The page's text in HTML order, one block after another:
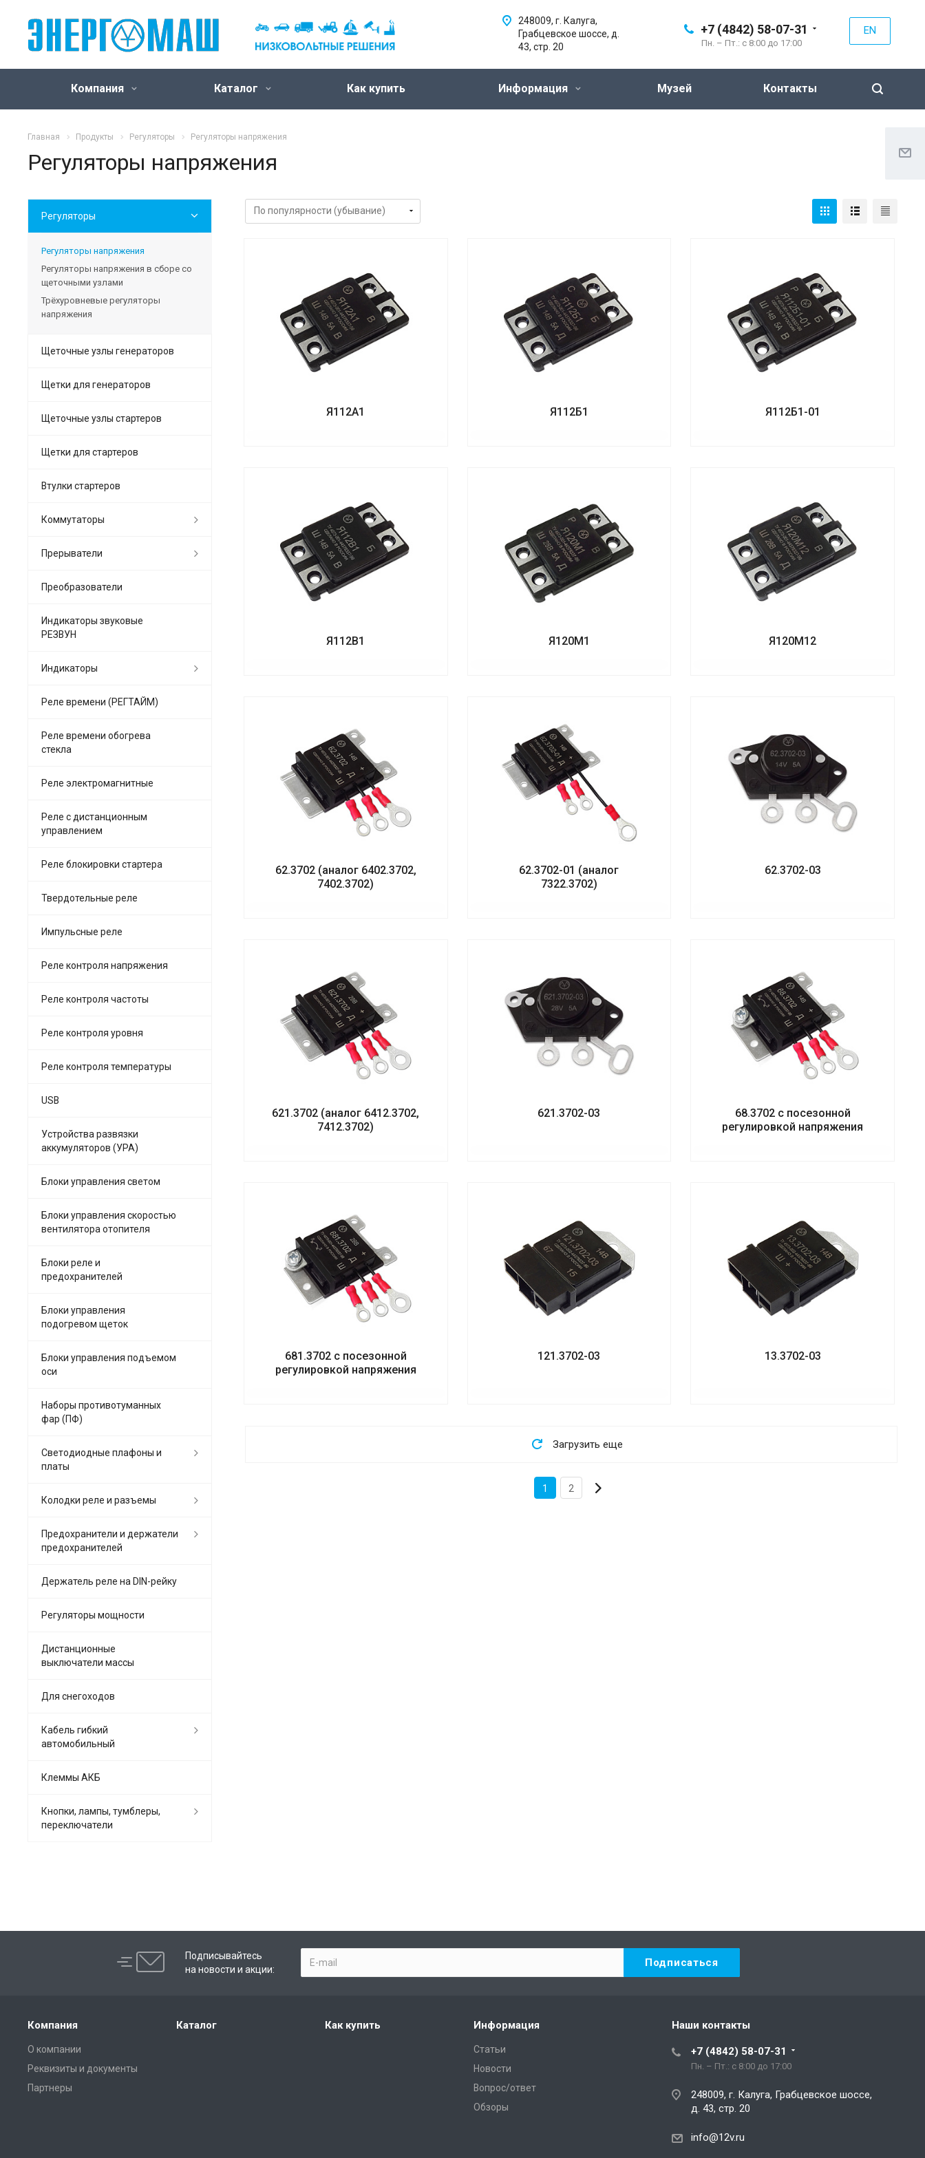
+7 (4842) 58-07-31
Пн. – Пт.: с 8:00 до 17:00
EN
248009, г. Калуга,
Грабцевское шоссе, д.
43, стр. 20
Компания Каталог Как купить Информация Музей Контакты
Главная Продукты Регуляторы Регуляторы напряжения
Регуляторы напряжения
Я112А1 Я112Б1 Я112Б1-01
Я112В1 Я120М1 Я120М12
62.3702 (аналог 6402.3702,
7402.3702)
62.3702-01 (аналог
7322.3702)
62.3702-03
621.3702 (аналог 6412.3702,
7412.3702)
621.3702-03
68.3702 с посезонной
регулировкой напряжения
681.3702 с посезонной
регулировкой напряжения
121.3702-03 13.3702-03
Загрузить еще
1 2
Регуляторы
Регуляторы напряжения
Регуляторы напряжения в сборе со
щеточными узлами
Трёхуровневые регуляторы
напряжения
Щеточные узлы генераторов
Щетки для генераторов
Щеточные узлы стартеров
Щетки для стартеров
Втулки стартеров
Коммутаторы
Прерыватели
Преобразователи
Индикаторы звуковые
РЕЗВУН
Индикаторы
Реле времени (РЕГТАЙМ)
Реле времени обогрева
стекла
Реле электромагнитные
Реле с дистанционным
управлением
Реле блокировки стартера
Твердотельные реле
Импульсные реле
Реле контроля напряжения
Реле контроля частоты
Реле контроля уровня
Реле контроля температуры
USB
Устройства развязки
аккумуляторов (УРА)
Блоки управления светом
Блоки управления скоростью
вентилятора отопителя
Блоки реле и
предохранителей
Блоки управления
подогревом щеток
Блоки управления подъемом
оси
Наборы противотуманных
фар (ПФ)
Светодиодные плафоны и
платы
Колодки реле и разъемы
Предохранители и держатели
предохранителей
Держатель реле на DIN-рейку
Регуляторы мощности
Дистанционные
выключатели массы
Для снегоходов
Кабель гибкий
автомобильный
Клеммы АКБ
Кнопки, лампы, тумблеры,
переключатели
Подписывайтесь
на новости и акции:
Компания
О компании
Реквизиты и документы
Партнеры
Каталог Как купить Информация
Статьи
Новости
Вопрос/ответ
Обзоры
Наши контакты
+7 (4842) 58-07-31
Пн. – Пт.: с 8:00 до 17:00
248009, г. Калуга, Грабцевское шоссе,
д. 43, стр. 20
info@12v.ru